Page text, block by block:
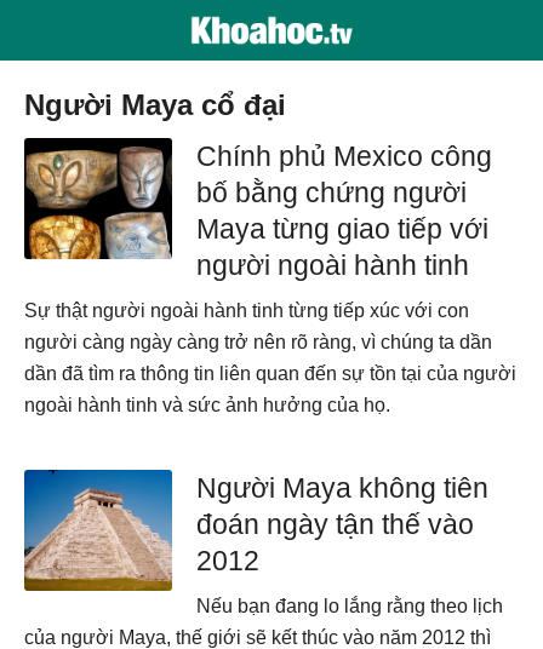
Người Maya cổ đại
Chính phủ Mexico công
bố bằng chứng người
Maya từng giao tiếp với
người ngoài hành tinh
Sự thật người ngoài hành tinh từng tiếp xúc với con
người càng ngày càng trở nên rõ ràng, vì chúng ta dần
dần đã tìm ra thông tin liên quan đến sự tồn tại của người
ngoài hành tinh và sức ảnh hưởng của họ.
Người Maya không tiên
đoán ngày tận thế vào
2012
Nếu bạn đang lo lắng rằng theo lịch
của người Maya, thế giới sẽ kết thúc vào năm 2012 thì